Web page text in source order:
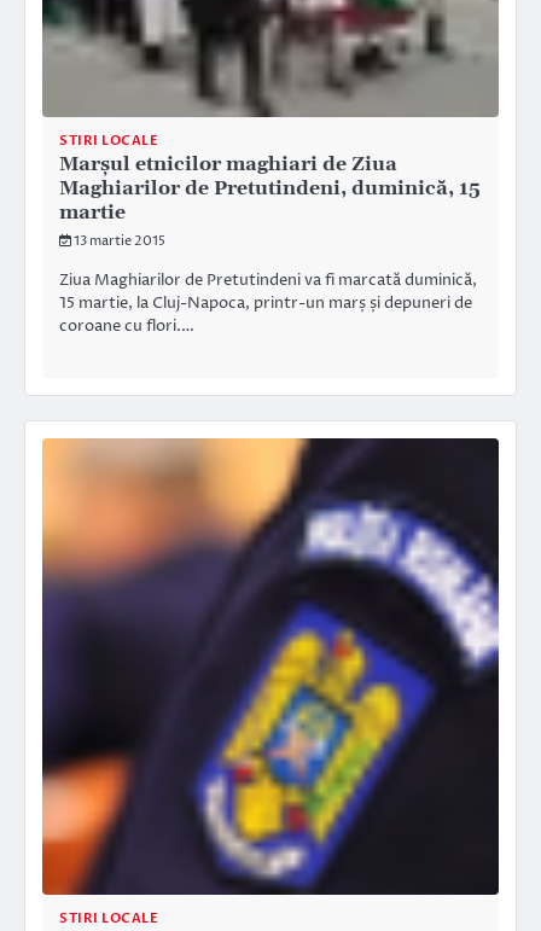
STIRI LOCALE
Marșul etnicilor maghiari de Ziua
Maghiarilor de Pretutindeni, duminică, 15
martie
13 martie 2015
Ziua Maghiarilor de Pretutindeni va fi marcată duminică,
15 martie, la Cluj-Napoca, printr-un marș și depuneri de
coroane cu flori.…
STIRI LOCALE